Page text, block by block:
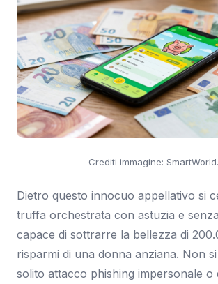
Crediti immagine:
Dietro questo innocuo appellativo si
truffa orchestrata con astuzia e
capace di sottrarre la bellezza di
risparmi di una donna anziana. Non
solito attacco phishing impersonale o